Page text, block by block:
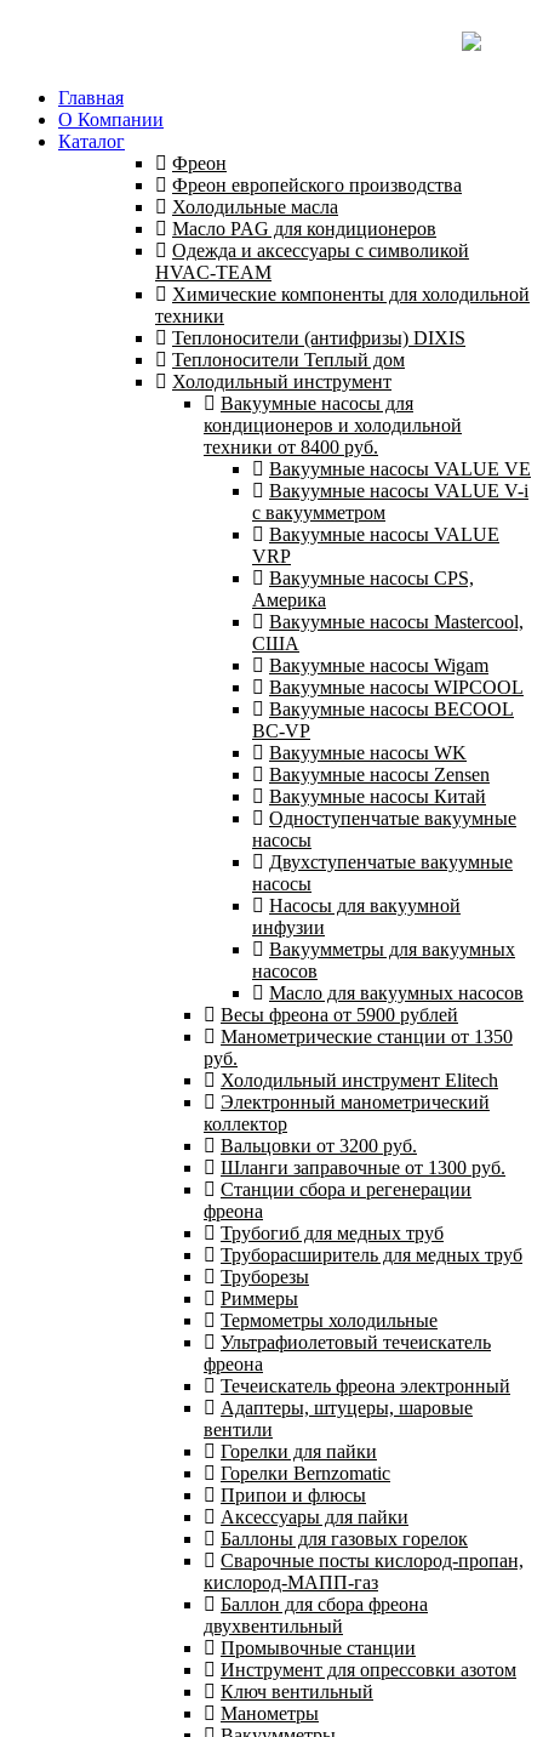
Главная
О Компании
Каталог
Фреон
Фреон европейского производства
Холодильные масла
Масло PAG для кондиционеров
Одежда и аксессуары с символикой
HVAC-TEAM
Химические компоненты для холодильной
техники
Теплоносители (антифризы) DIXIS
Теплоносители Теплый дом
Холодильный инструмент
Вакуумные насосы для
кондиционеров и холодильной
техники от 8400 руб.
Вакуумные насосы VALUE VE
Вакуумные насосы VALUE V-i
с вакуумметром
Вакуумные насосы VALUE
VRP
Вакуумные насосы CPS,
Америка
Вакуумные насосы Mastercool,
США
Вакуумные насосы Wigam
Вакуумные насосы WIPCOOL
Вакуумные насосы BECOOL
BC-VP
Вакуумные насосы WK
Вакуумные насосы Zensen
Вакуумные насосы Китай
Одноступенчатые вакуумные
насосы
Двухступенчатые вакуумные
насосы
Насосы для вакуумной
инфузии
Вакуумметры для вакуумных
насосов
Масло для вакуумных насосов
Весы фреона от 5900 рублей
Манометрические станции от 1350
руб.
Холодильный инструмент Elitech
Электронный манометрический
коллектор
Вальцовки от 3200 руб.
Шланги заправочные от 1300 руб.
Станции сбора и регенерации
фреона
Трубогиб для медных труб
Труборасширитель для медных труб
Труборезы
Риммеры
Термометры холодильные
Ультрафиолетовый течеискатель
фреона
Течеискатель фреона электронный
Адаптеры, штуцеры, шаровые
вентили
Горелки для пайки
Горелки Bernzomatic
Припои и флюсы
Аксессуары для пайки
Баллоны для газовых горелок
Сварочные посты кислород-пропан,
кислород-МАПП-газ
Баллон для сбора фреона
двухвентильный
Промывочные станции
Инструмент для опрессовки азотом
Ключ вентильный
Манометры